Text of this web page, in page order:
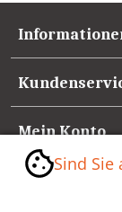
Mein Konto
Referenzen
Sind